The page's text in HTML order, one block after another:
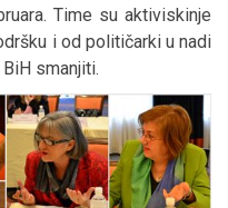
Time su aktiviskinje
i od političarki u nadi
smanjiti.